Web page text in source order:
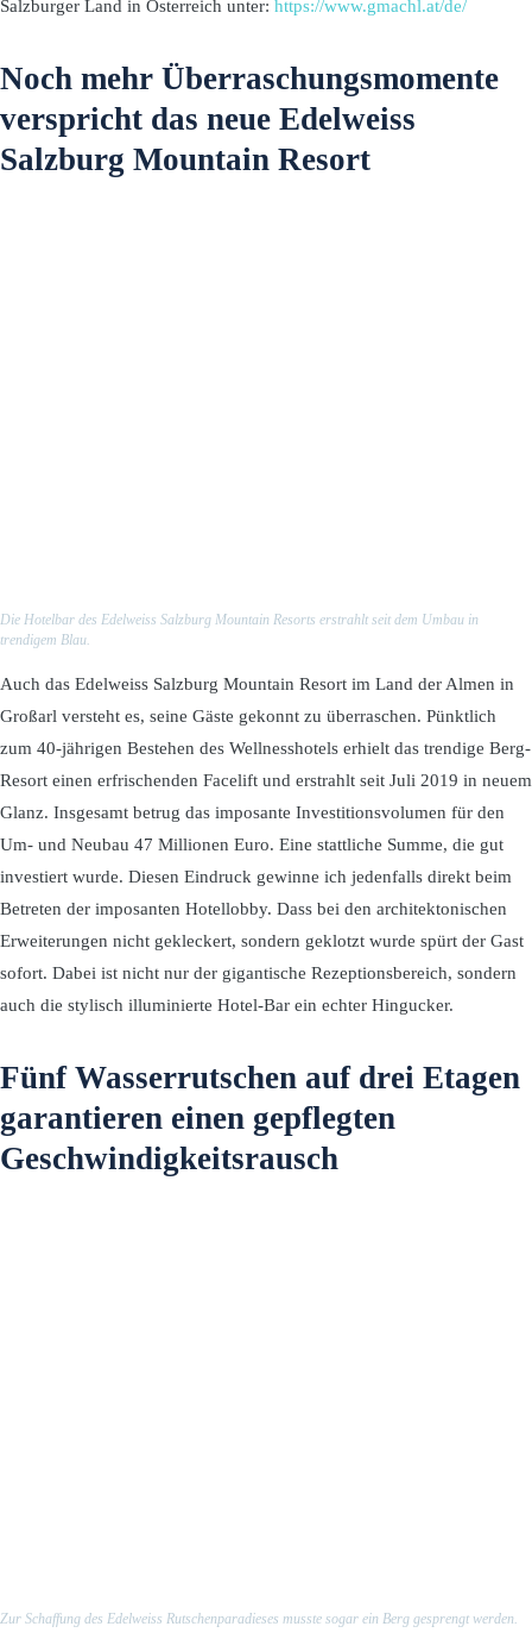
Salzburger Land in Österreich unter: https://www.gmachl.at/de/
Noch mehr Überraschungsmomente
verspricht das neue Edelweiss
Salzburg Mountain Resort
Die Hotelbar des Edelweiss Salzburg Mountain Resorts erstrahlt seit dem Umbau in
trendigem Blau.
Auch das Edelweiss Salzburg Mountain Resort im Land der Almen in
Großarl versteht es, seine Gäste gekonnt zu überraschen. Pünktlich
zum 40-jährigen Bestehen des Wellnesshotels erhielt das trendige Berg-
Resort einen erfrischenden Facelift und erstrahlt seit Juli 2019 in neuem
Glanz. Insgesamt betrug das imposante Investitionsvolumen für den
Um- und Neubau 47 Millionen Euro. Eine stattliche Summe, die gut
investiert wurde. Diesen Eindruck gewinne ich jedenfalls direkt beim
Betreten der imposanten Hotellobby. Dass bei den architektonischen
Erweiterungen nicht gekleckert, sondern geklotzt wurde spürt der Gast
sofort. Dabei ist nicht nur der gigantische Rezeptionsbereich, sondern
auch die stylisch illuminierte Hotel-Bar ein echter Hingucker.
Fünf Wasserrutschen auf drei Etagen
garantieren einen gepflegten
Geschwindigkeitsrausch
Zur Schaffung des Edelweiss Rutschenparadieses musste sogar ein Berg gesprengt werden.